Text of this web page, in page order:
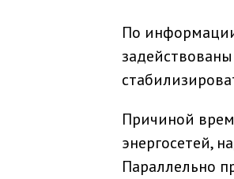
По
Причиной
энергосетей,
Параллельно